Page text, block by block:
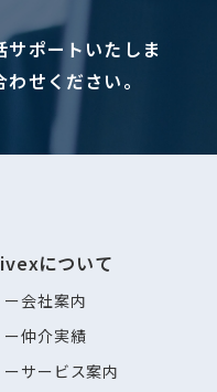
ポートいたしま
せください。
について
会社案内
仲介実績
サービス案内